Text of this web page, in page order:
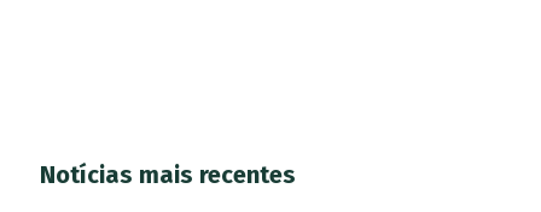
Notícias mais recentes